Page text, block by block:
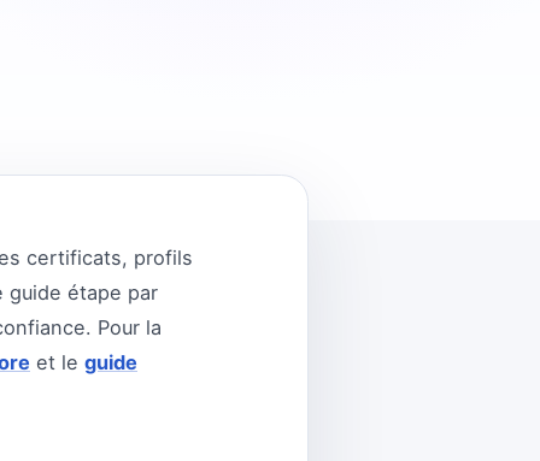
certificats, profils
guide étape par
Pour la
et le guide